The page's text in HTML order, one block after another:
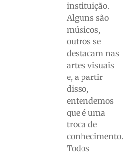
instituição.
Alguns são
músicos,
outros se
destacam nas
artes visuais
e, a partir
disso,
entendemos
que é uma
troca de
conhecimento.
Todos